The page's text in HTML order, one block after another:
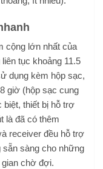
cộng lớn nhất của
tục khoảng 11.5
dụng kèm hộp sạc,
giờ (hộp sạc cung
biệt, thiết bị hỗ trợ
là đã có thêm
receiver đều hỗ trợ
sẵn sàng cho những
gian chờ đợi.